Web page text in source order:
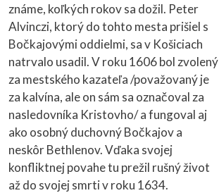
známe, koľkých rokov sa dožil. Peter
Alvinczi, ktorý do tohto mesta prišiel s
Bočkajovými oddielmi, sa v Košiciach
natrvalo usadil. V roku 1606 bol zvolený
za mestského kazateľa /považovaný je
za kalvína, ale on sám sa označoval za
nasledovníka Kristovho/ a fungoval aj
ako osobný duchovný Bočkajov a
neskôr Bethlenov. Vďaka svojej
konfliktnej povahe tu prežil rušný život
až do svojej smrti v roku 1634.